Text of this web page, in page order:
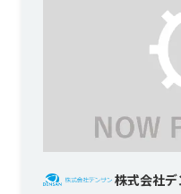
株式会社デ